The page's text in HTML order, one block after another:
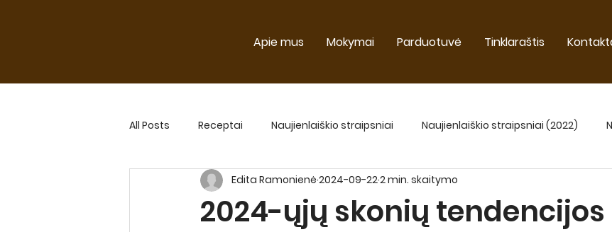
Apie mus Mokymai Parduotuvė Tinklaraštis
All Posts Receptai Naujienlaiškio straipsniai Naujienlaiškio straipsniai (2022)
Naujienlaiškio straipsniai 2024 Naujienlaiškio straipsniai 2025
2024-ųjų skonių tendencijos
Edita Ramonienė 2024-09-222 min. skaitymo